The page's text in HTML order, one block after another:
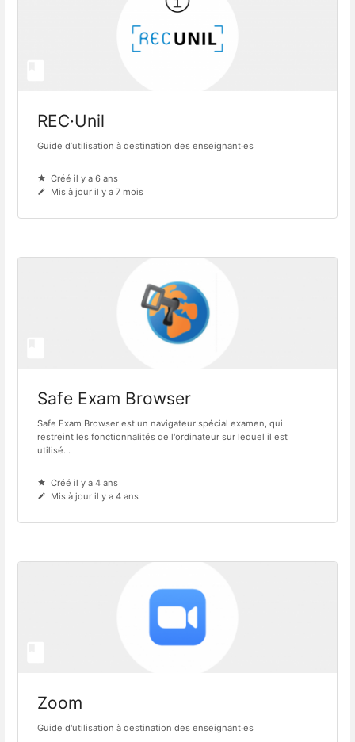
REC·Unil
Guide d’utilisation à destination des enseignant·es
Créé il y a 6 ans
Mis à jour il y a 7 mois
Safe Exam Browser
Safe Exam Browser est un navigateur spécial examen, qui
restreint les fonctionnalités de l'ordinateur sur lequel il est
utilisé...
Créé il y a 4 ans
Mis à jour il y a 4 ans
Zoom
Guide d'utilisation à destination des enseignant·es